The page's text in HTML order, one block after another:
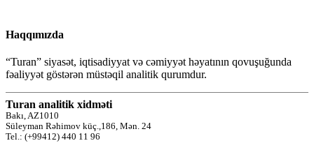
Haqqımızda
“Turan” siyasət, iqtisadiyyat və cəmiyyət həyatının qovuşuğunda
fəaliyyət göstərən müstəqil analitik qurumdur.
Turan analitik xidməti
Bakı, AZ1010
Süleyman Rəhimov küç.,186, Mən. 24
Tel.: (+99412) 440 11 96